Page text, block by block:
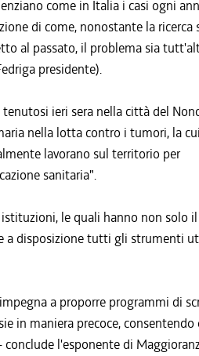
come in Italia i casi ogni
di come, nonostante la ricerca
al passato, il problema sia
presidente).
ieri sera nella città del
nella lotta contro i tumori, la cui
lavorano sul territorio per
sanitaria".
le quali hanno non solo
a disposizione tutti gli strumenti
a proporre programmi di
in maniera precoce, consentendo
l'esponente di